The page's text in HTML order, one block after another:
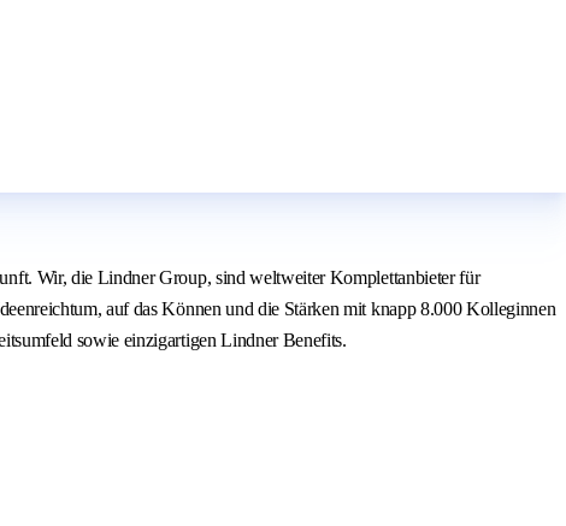
Wir, die Lindner Group, sind weltweiter Komplettanbieter für
auf das Können und die Stärken mit knapp 8.000 Kolleginnen
sowie einzigartigen Lindner Benefits.